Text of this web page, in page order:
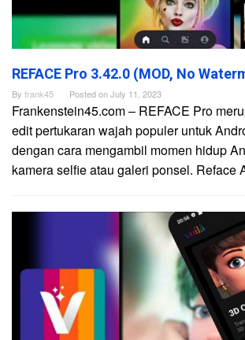
REFACE Pro 3.42.0 (MOD, No
By frank45 Posted onJuly 11, 2023
Frankenstein45.com – REFACE Pro
edit pertukaran wajah populer untuk
dengan cara mengambil momen hidup
kamera selfie atau galeri ponsel.